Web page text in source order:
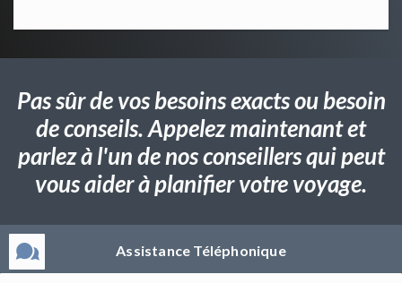
Pas sûr de vos besoins exacts ou besoin
de conseils. Appelez maintenant et
parlez à l'un de nos conseillers qui peut
vous aider à planifier votre voyage.
Assistance Téléphonique